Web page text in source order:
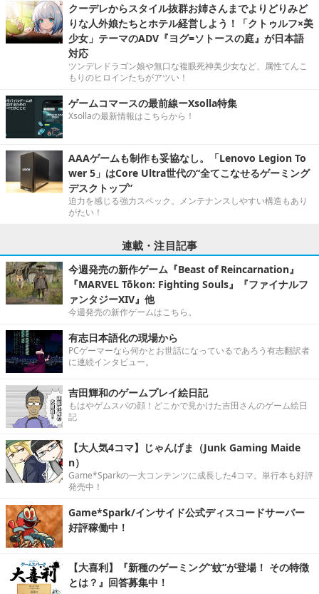
クーデレからスタイル抜群お姉さんまでよりどりみど
りな人外娘たちとホテル経営しよう！「クトゥルフ×美
少女」テーマのADV『ヨグ=ソトースの庭』が日本語
対応
ツンデレドラゴン娘や無口な複眼死神美少女など、属性てんこ
もりのヒロインたちがアツい！
ゲームコマースの最前線ーXsolla特集
Xsollaの最新情報はこちらから！
AAAゲームも制作も妥協なし。「Lenovo Legion To
wer 5」はCore Ultra世代の“全てこなせるゲーミング
デスクトップ”
迫力を感じる強力スペック。メンテナンスしやすい構造もあり
がたい！
連載・注目記事
今週発売の新作ゲーム『Beast of Reincarnation』
『MARVEL Tōkon: Fighting Souls』『ファイナルフ
ァンタジーXIV』他
今週発売の新作ゲームはこちら。
有志日本語化の現場から
PCゲーマーなら何かとお世話になっているであろう有志翻訳者
に連続インタビュー。
吉田輝和のゲームプレイ絵日記
もはやゲムスパの顔！どこかで見かけた吉田さんのゲーム絵日
記
【大人気4コマ】じゃんげま（Junk Gaming Maide
n）
Game*Sparkの一大コンテンツに成長した4コマ。単行本も好評
発売中！
Game*Spark/インサイド公式ディスコードサーバー
好評稼働中！
【大喜利】『新種のゲーミング“蚊”が登場！ その特徴
とは？』回答募集中！